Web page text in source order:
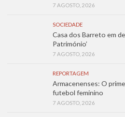
7 AGOSTO, 2026
SOCIEDADE
Casa dos Barreto em
Património’
7 AGOSTO, 2026
REPORTAGEM
Armacenenses: O
futebol feminino
7 AGOSTO, 2026